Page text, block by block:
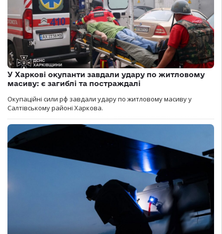
У Харкові окупанти завдали удару по житловому
масиву: є загиблі та постраждалі
Окупаційні сили рф завдали удару по житловому масиву у
Салтівському районі Харкова.